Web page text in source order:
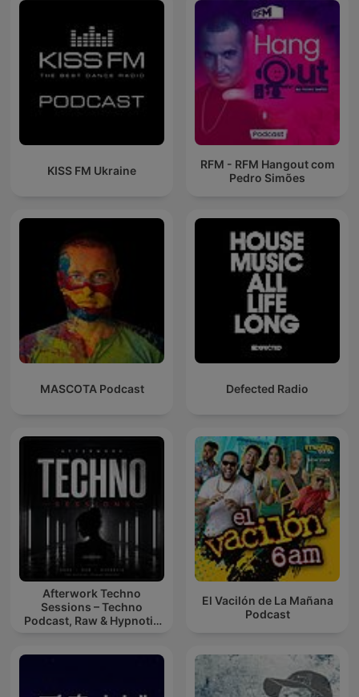
KISS FM Ukraine
RFM - RFM Hangout com
Pedro Simões
MASCOTA Podcast Defected Radio
Afterwork Techno
Sessions – Techno
Podcast, Raw & Hypnotic
El Vacilón de La Mañana
Podcast